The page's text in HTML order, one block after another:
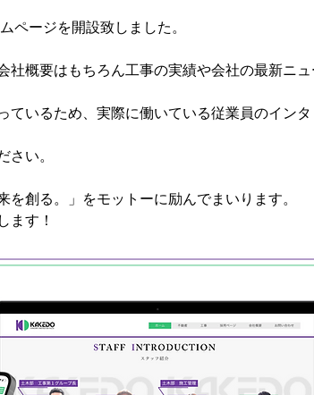
ページを開設致しました。
社概要はもちろん工事の実績や会社の最新ニ
ているため、実際に働いている従業員のイン
さい。
創る。」をモットーに励んでまいります。
ます！